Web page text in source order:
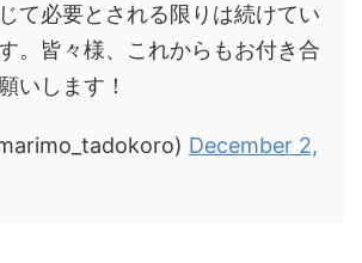
て必要とされる限りは続けてい
。皆々様、これからもお付き合
いします！
December 2,